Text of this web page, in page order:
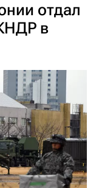
отдал
в